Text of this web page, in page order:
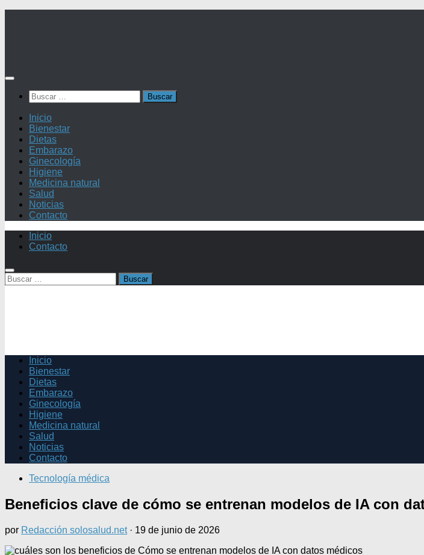
Buscar:
Inicio
Bienestar
Dietas
Embarazo
Ginecología
Higiene
Medicina natural
Salud
Noticias
Contacto
Inicio
Contacto
Buscar:
Inicio
Bienestar
Dietas
Embarazo
Ginecología
Higiene
Medicina natural
Salud
Noticias
Contacto
Tecnología médica
Beneficios clave de cómo se entrenan modelos de IA con
por Redacción solosalud.net · 19 de junio de 2026